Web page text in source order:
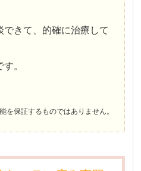
きて、的確に治療して
。
保証するものではありません。